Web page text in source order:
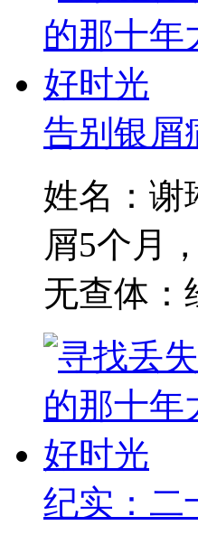
告别银屑
姓名：谢
屑5个月
无查体：
纪实：二